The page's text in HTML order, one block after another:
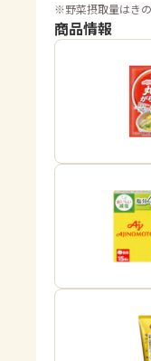
※野菜摂取量はき
商品情報